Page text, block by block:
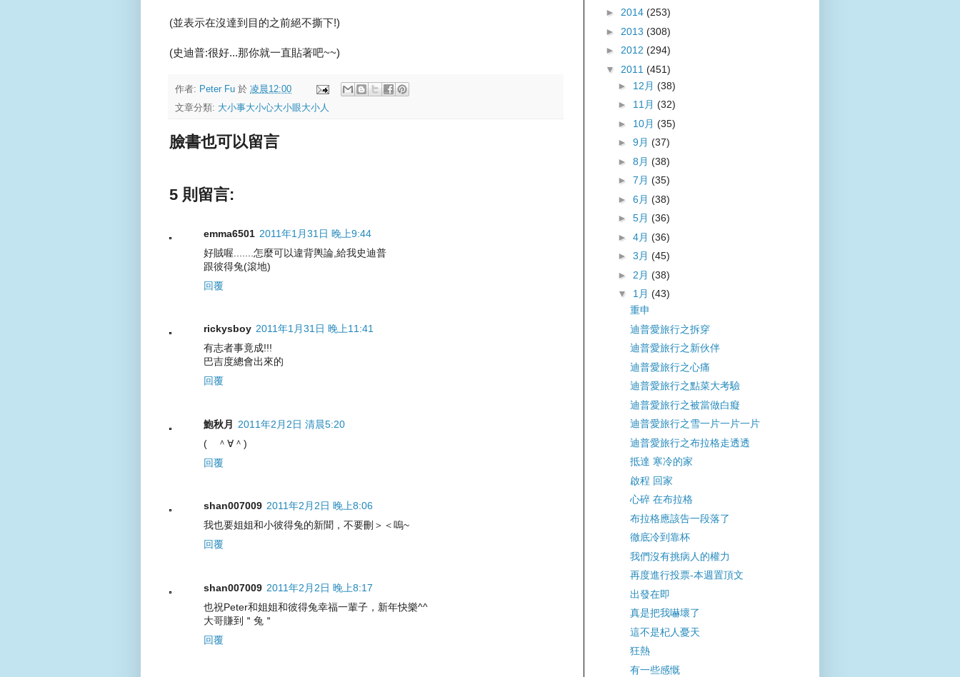
(並表示在沒達到目的之前絕不撕下!)
(史迪普:很好...那你就一直貼著吧~~)
作者: Peter Fu 於 凌晨12:00
文章分類: 大小事大小心大小眼大小人
臉書也可以留言
5 則留言:
emma6501 2011年1月31日 晚上9:44
好賊喔.......怎麼可以違背輿論,給我史迪普
跟彼得兔(滾地)
回覆
rickysboy 2011年1月31日 晚上11:41
有志者事竟成!!!
巴吉度總會出來的
回覆
鮑秋月
2011年2月2日 清晨5:20
( ＾∀＾)
回覆
shan007009 2011年2月2日 晚上8:06
我也要姐姐和小彼得兔的新聞，不要刪＞＜嗚~
回覆
shan007009 2011年2月2日 晚上8:17
也祝Peter和姐姐和彼得兔幸福一輩子，新年快樂^^
大哥賺到＂兔＂
回覆
► 2014 (253)
► 2013 (308)
► 2012 (294)
▼ 2011 (451)
► 12月 (38)
► 11月 (32)
► 10月 (35)
► 9月 (37)
► 8月 (38)
► 7月 (35)
► 6月 (38)
► 5月 (36)
► 4月 (36)
► 3月 (45)
► 2月 (38)
▼ 1月 (43)
重申
迪普愛旅行之拆穿
迪普愛旅行之新伙伴
迪普愛旅行之心痛
迪普愛旅行之點菜大考驗
迪普愛旅行之被當做白癡
迪普愛旅行之雪一片一片一片
迪普愛旅行之布拉格走透透
抵達 寒冷的家
啟程 回家
心碎 在布拉格
布拉格應該告一段落了
徹底冷到靠杯
我們沒有挑病人的權力
再度進行投票-本週置頂文
出發在即
真是把我嚇壞了
這不是杞人憂天
狂熱
有一些感慨